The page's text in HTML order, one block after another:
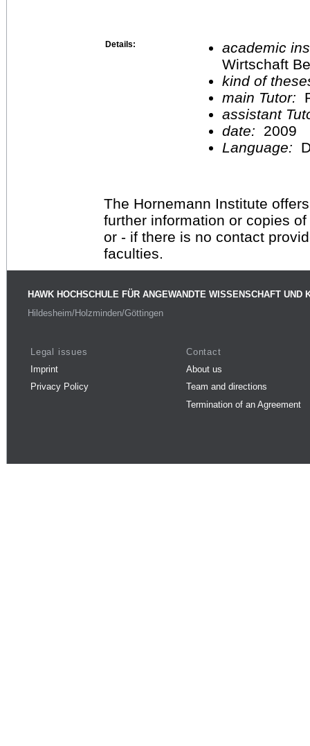
Details:
academic
Wirtschaft
kind of
main Tutor:
assistant
date:
2009
Language:
The Hornemann Institute
further information or copies
or - if there is no contact
faculties.
HAWK HOCHSCHULE FÜR ANGEWANDTE WISSENSCHAFT UND
Hildesheim/Holzminden/Göttingen
Legal issues
Imprint
Privacy Policy
Contact
About us
Team and directions
Termination of an Agreement